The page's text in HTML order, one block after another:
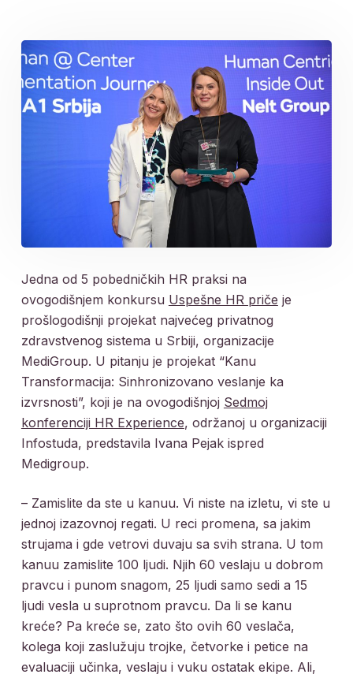
Jedna od 5 pobedničkih HR praksi na
ovogodišnjem konkursu Uspešne HR priče je
prošlogodišnji projekat najvećeg privatnog
zdravstvenog sistema u Srbiji, organizacije
MediGroup. U pitanju je projekat “Kanu
Transformacija: Sinhronizovano veslanje ka
izvrsnosti”, koji je na ovogodišnjoj Sedmoj
konferenciji HR Experience, održanoj u organizaciji
Infostuda, predstavila Ivana Pejak ispred
Medigroup.
– Zamislite da ste u kanuu. Vi niste na izletu, vi ste u
jednoj izazovnoj regati. U reci promena, sa jakim
strujama i gde vetrovi duvaju sa svih strana. U tom
kanuu zamislite 100 ljudi. Njih 60 veslaju u dobrom
pravcu i punom snagom, 25 ljudi samo sedi a 15
ljudi vesla u suprotnom pravcu. Da li se kanu
kreće? Pa kreće se, zato što ovih 60 veslača,
kolega koji zaslužuju trojke, četvorke i petice na
evaluaciji učinka, veslaju i vuku ostatak ekipe. Ali,